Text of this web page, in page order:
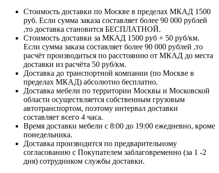
Стоимость доставки по Москве в пределах МКАД 1500
руб. Если сумма заказа составляет более 90 000 рублей
,то доставка становится БЕСПЛАТНОЙ.
Стоимость доставки за МКАД 1500 руб + 50 руб/км.
Если сумма заказа составляет более 90 000 рублей ,то
расчёт производиться по расстоянию от МКАД до места
доставки из расчёта 50 руб/км.
Доставка до транспортной компании (по Москве в
пределах МКАД) абсолютно бесплатно.
Доставка мебели по территории Москвы и Московской
области осуществляется собственным грузовым
автотранспортом, поэтому интервал доставки
составляет всего 4 часа.
Время доставки мебели с 8:00 до 19:00 ежедневно, кроме
понедельника.
Доставка производится по предварительному
согласованию с Покупателем заблаговременно (за 1 -2
дня) сотрудником службы доставки.